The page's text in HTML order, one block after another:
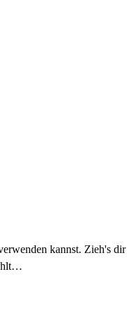
kannst. Zieh's